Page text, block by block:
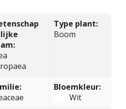
Type plant:
Boom
Bloemkleur:
Wit